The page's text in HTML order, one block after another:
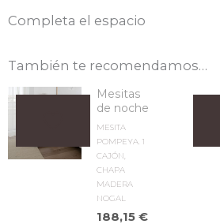
Completa el espacio
También te recomendamos…
Mesitas
de noche
MESITA
POMPEYA. 1
CAJÓN,
CHAPA
MADERA
NOGAL
188,15€